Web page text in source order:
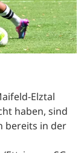
Elztal
haben, sind
bereits in der